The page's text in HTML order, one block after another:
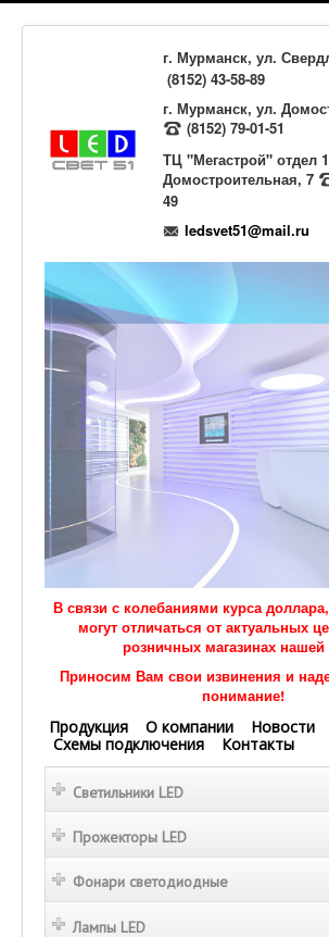
г. Мурманск, ул.
(8152) 43-58-89
г. Мурманск, ул.
(8152) 79-01-51
ТЦ "Мегастрой" отдел
Домостроительная, 7
49
ledsvet51@mail.ru
В связи с колебаниями курса
могут отличаться от актуальных
розничных магазинах нашей
Приносим Вам свои извинения и
понимание!
Продукция
О компании Новости
Схемы подключения
Контакты
Светильники LED
Прожекторы LED
Фонари светодиодные
Лампы LED